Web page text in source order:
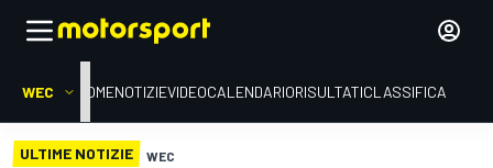
WEC HOMENOTIZIEVIDEOCALENDARIORISULTATICLASSIFICA
ULTIME NOTIZIE WEC